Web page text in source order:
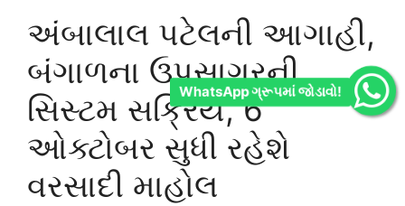
અંબાલાલ પટેલની આગાહી,
બંગાળના ઉપસાગરની
સિસ્ટમ સક્રિય, 6
ઓક્ટોબર સુધી રહેશે
વરસાદી માહોલ
WhatsApp ગ્રૂપમાં જોડાવો!